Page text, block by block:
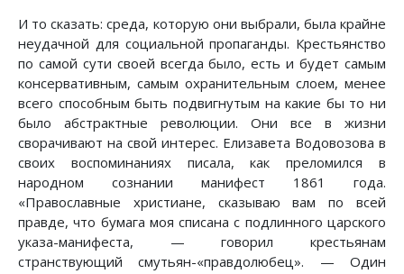
И то сказать: среда, которую они выбрали, была крайне
неудачной для социальной пропаганды. Крестьянство
по самой сути своей всегда было, есть и будет самым
консервативным, самым охранительным слоем, менее
всего способным быть подвигнутым на какие бы то ни
было абстрактные революции. Они все в жизни
сворачивают на свой интерес. Елизавета Водовозова в
своих воспоминаниях писала, как преломился в
народном сознании манифест 1861 года.
«Православные христиане, сказываю вам по всей
правде, что бумага моя списана с подлинного царского
указа-манифеста, — говорил крестьянам
странствующий смутьян-«правдолюбец». — Один